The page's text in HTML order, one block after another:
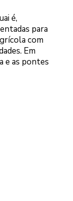
é,
para
com
Em
e as pontes